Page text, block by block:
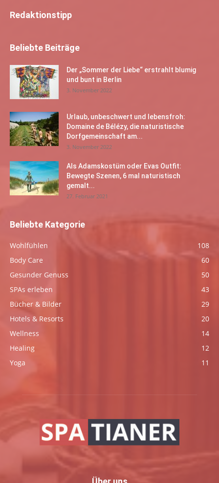
Redaktionstipp
Beliebte Beiträge
Der „Sommer der Liebe“ erstrahlt blumig
und bunt in Berlin
3. November 2022
Urlaub, unbeschwert und lebensfroh:
Domaine de Bélézy, die naturistische
Dorfgemeinschaft am...
3. November 2022
Als Adamskostüm oder Evas Outfit:
Bewegte Szenen, 6 mal naturistisch
gemalt...
27. Februar 2021
Beliebte Kategorie
Wohlfühlen
108
Body Care
60
Gesunder Genuss
50
SPAs erleben
43
Bücher & Bilder
29
Hotels & Resorts
20
Wellness
14
Healing
12
Yoga
11